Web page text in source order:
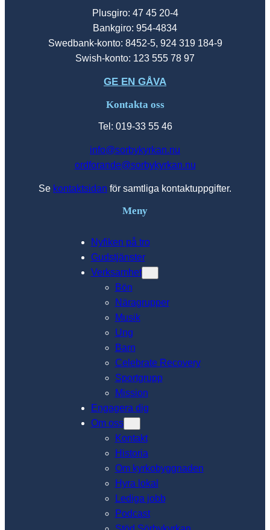
Plusgiro: 47 45 20-4
Bankgiro: 954-4834
Swedbank-konto: 8452-5, 924 319 184-9
Swish-konto: 123 555 78 97
GE EN GÅVA
Kontakta oss
Tel: 019-33 55 46
info@sorbykyrkan.nu
ordforande@sorbykyrkan.nu
Se kontaktsidan för samtliga kontaktuppgifter.
Meny
Nyfiken på tro
Gudstjänster
Verksamhet
Bön
Näragrupper
Musik
Ung
Barn
Celebrate Recovery
Sportgrupp
Mission
Engagera dig
Om oss
Kontakt
Historia
Om kyrkobyggnaden
Hyra lokal
Lediga jobb
Podcast